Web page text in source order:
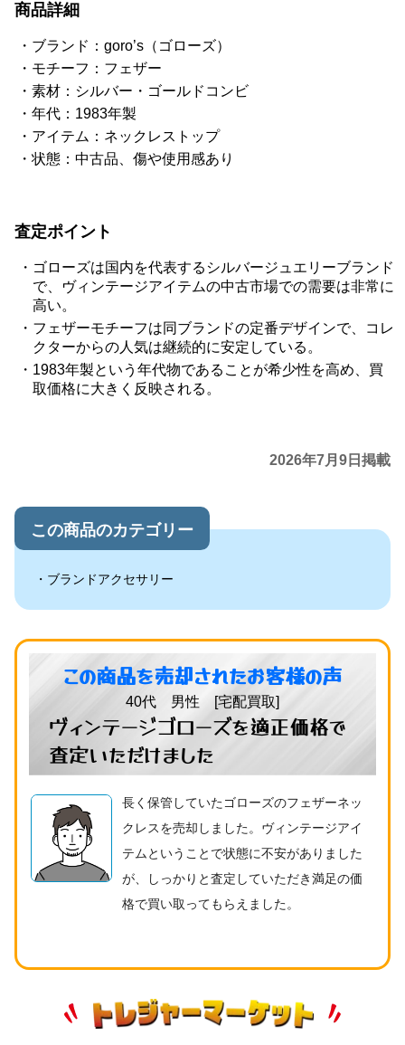
商品詳細
ブランド：goro’s（ゴローズ）
モチーフ：フェザー
素材：シルバー・ゴールドコンビ
年代：1983年製
アイテム：ネックレストップ
状態：中古品、傷や使用感あり
査定ポイント
ゴローズは国内を代表するシルバージュエリーブランド
で、ヴィンテージアイテムの中古市場での需要は非常に
高い。
フェザーモチーフは同ブランドの定番デザインで、コレ
クターからの人気は継続的に安定している。
1983年製という年代物であることが希少性を高め、買
取価格に大きく反映される。
2026年7月9日掲載
この商品のカテゴリー
ブランドアクセサリー
この商品を売却されたお客様の声
40代 男性 [宅配買取]
ヴィンテージゴローズを適正価格で
査定いただけました
長く保管していたゴローズのフェザーネッ
クレスを売却しました。ヴィンテージアイ
テムということで状態に不安がありました
が、しっかりと査定していただき満足の価
格で買い取ってもらえました。